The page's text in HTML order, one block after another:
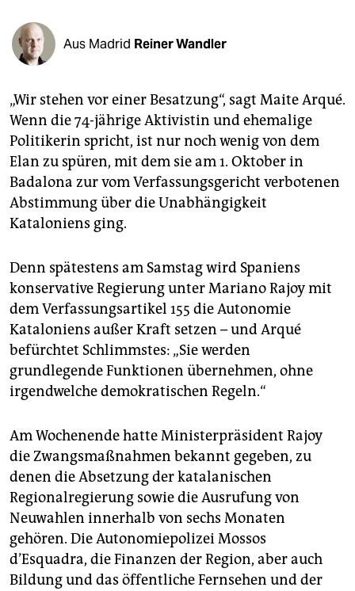
shop
fragen & hilfe
unterstützen
abo
genossenschaft
epaper login
Aus Madrid Reiner Wandler
„Wir stehen vor einer Besatzung“, sagt Maite Arqué.
Wenn die 74-jährige Aktivistin und ehemalige
Politikerin spricht, ist nur noch wenig von dem
Elan zu spüren, mit dem sie am 1. Oktober in
Badalona zur vom Verfassungsgericht verbotenen
Abstimmung über die Unabhängigkeit
Kataloniens ging.
Denn spätestens am Samstag wird Spaniens
konservative Regierung unter Mariano Rajoy mit
dem Verfassungsartikel 155 die Autonomie
Kataloniens außer Kraft setzen – und Arqué
befürchtet Schlimmstes: „Sie werden
grundlegende Funktionen übernehmen, ohne
irgendwelche demokratischen Regeln.“
Am Wochenende hatte Ministerpräsident Rajoy
die Zwangsmaßnahmen bekannt gegeben, zu
denen die Absetzung der katalanischen
Regionalregierung sowie die Ausrufung von
Neuwahlen innerhalb von sechs Monaten
gehören. Die Autonomiepolizei Mossos
d’Esquadra, die Finanzen der Region, aber auch
Bildung und das öffentliche Fernsehen und der